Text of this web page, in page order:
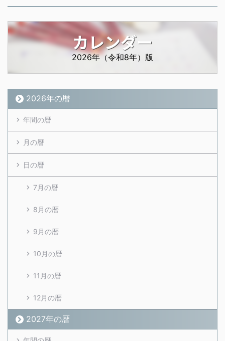
カレンダー
2026年（令和8年）版
2026年の暦
年間の暦
月の暦
日の暦
7月の暦
8月の暦
9月の暦
10月の暦
11月の暦
12月の暦
2027年の暦